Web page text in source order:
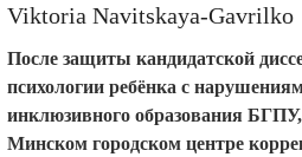
Viktoria Navitskaya-Gavrilko
После защиты кандидатской
психологии ребёнка с
инклюзивного образования
Минском городском центре